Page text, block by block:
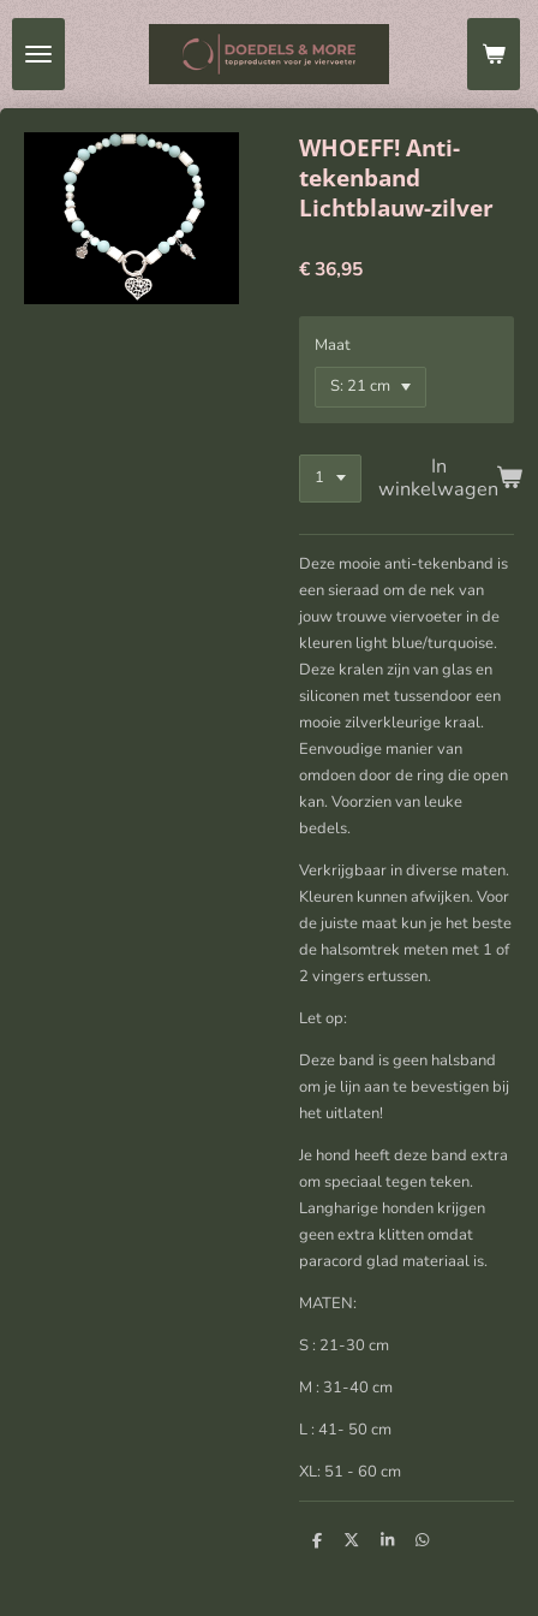
Ga
direct
hoofdinhoud
WHOEFF! Anti-
tekenband
Lichtblauw-zilver
€ 36,95
Maat
In
winkelwagen
Deze mooie anti-tekenband is
een sieraad om de nek van
jouw trouwe viervoeter in de
kleuren light blue/turquoise.
Deze kralen zijn van glas en
siliconen met tussendoor een
mooie zilverkleurige kraal.
Eenvoudige manier van
omdoen door de ring die open
kan. Voorzien van leuke
bedels.
Verkrijgbaar in diverse maten.
Kleuren kunnen afwijken. Voor
de juiste maat kun je het beste
de halsomtrek meten met 1 of
2 vingers ertussen.
Let op:
Deze band is geen halsband
om je lijn aan te bevestigen bij
het uitlaten!
Je hond heeft deze band extra
om speciaal tegen teken.
Langharige honden krijgen
geen extra klitten omdat
paracord glad materiaal is.
MATEN:
S : 21-30 cm
M : 31-40 cm
L : 41- 50 cm
XL: 51 - 60 cm
D
D
S
D